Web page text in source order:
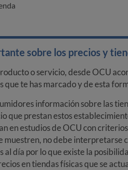
sobre los precios y
o servicio, desde OCU
que te has marcado y de esta
información sobre las
que prestan estos
en estudios de OCU con
muestren, no debe interpretarse
al día por lo que existe la
en tiendas físicas que se